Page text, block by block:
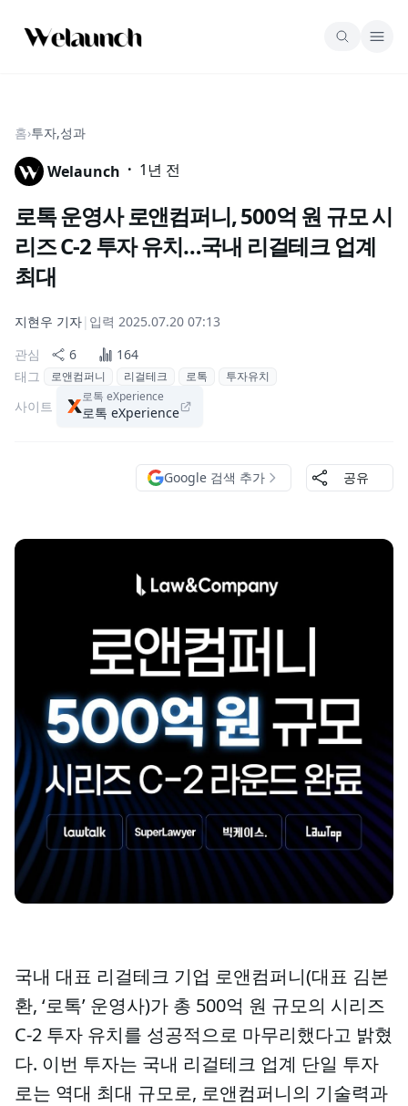
홈›투자,성과
Welaunch · 1년 전
로톡 운영사 로앤컴퍼니, 500억 원 규모 시
리즈 C-2 투자 유치…국내 리걸테크 업계
최대
지현우 기자| 입력 2025.07.20 07:13
관심
6
164
태그
로앤컴퍼니 리걸테크 로톡 투자유치
사이트
로톡 eXperience
로톡 eXperience
Google 검색 추가 공유
국내 대표 리걸테크 기업 로앤컴퍼니(대표 김본
환, ‘로톡’ 운영사)가 총 500억 원 규모의 시리즈
C-2 투자 유치를 성공적으로 마무리했다고 밝혔
다. 이번 투자는 국내 리걸테크 업계 단일 투자
로는 역대 최대 규모로, 로앤컴퍼니의 기술력과